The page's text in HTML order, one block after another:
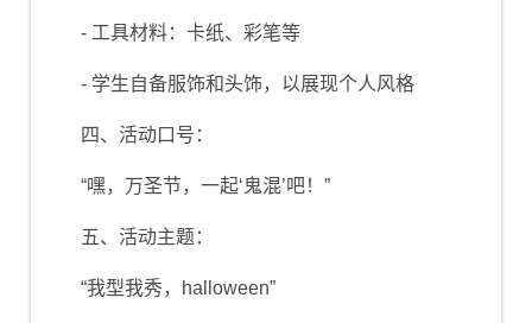
- 工具材料：卡纸、彩笔等
- 学生自备服饰和头饰，以展现个人风格
四、活动口号：
“嘿，万圣节，一起‘鬼混’吧！”
五、活动主题：
“我型我秀，halloween”